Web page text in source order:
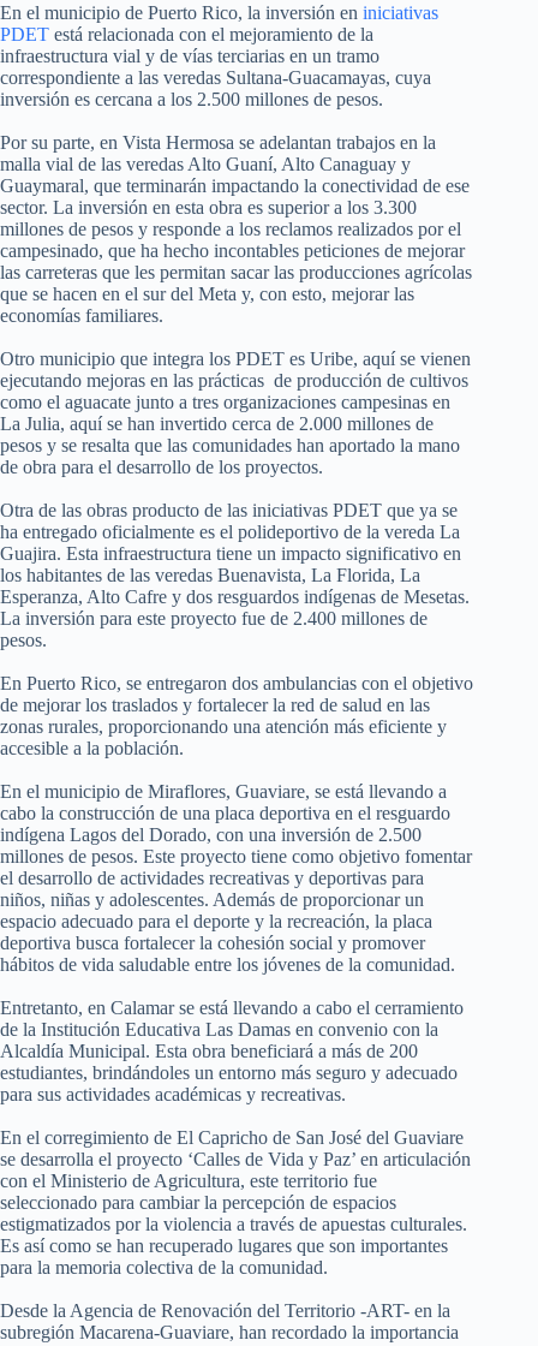
En el municipio de Puerto Rico, la inversión en iniciativas
PDET está relacionada con el mejoramiento de la
infraestructura vial y de vías terciarias en un tramo
correspondiente a las veredas Sultana-Guacamayas, cuya
inversión es cercana a los 2.500 millones de pesos.
Por su parte, en Vista Hermosa se adelantan trabajos en la
malla vial de las veredas Alto Guaní, Alto Canaguay y
Guaymaral, que terminarán impactando la conectividad de ese
sector. La inversión en esta obra es superior a los 3.300
millones de pesos y responde a los reclamos realizados por el
campesinado, que ha hecho incontables peticiones de mejorar
las carreteras que les permitan sacar las producciones agrícolas
que se hacen en el sur del Meta y, con esto, mejorar las
economías familiares.
Otro municipio que integra los PDET es Uribe, aquí se vienen
ejecutando mejoras en las prácticas de producción de cultivos
como el aguacate junto a tres organizaciones campesinas en
La Julia, aquí se han invertido cerca de 2.000 millones de
pesos y se resalta que las comunidades han aportado la mano
de obra para el desarrollo de los proyectos.
Otra de las obras producto de las iniciativas PDET que ya se
ha entregado oficialmente es el polideportivo de la vereda La
Guajira. Esta infraestructura tiene un impacto significativo en
los habitantes de las veredas Buenavista, La Florida, La
Esperanza, Alto Cafre y dos resguardos indígenas de Mesetas.
La inversión para este proyecto fue de 2.400 millones de
pesos.
En Puerto Rico, se entregaron dos ambulancias con el objetivo
de mejorar los traslados y fortalecer la red de salud en las
zonas rurales, proporcionando una atención más eficiente y
accesible a la población.
En el municipio de Miraflores, Guaviare, se está llevando a
cabo la construcción de una placa deportiva en el resguardo
indígena Lagos del Dorado, con una inversión de 2.500
millones de pesos. Este proyecto tiene como objetivo fomentar
el desarrollo de actividades recreativas y deportivas para
niños, niñas y adolescentes. Además de proporcionar un
espacio adecuado para el deporte y la recreación, la placa
deportiva busca fortalecer la cohesión social y promover
hábitos de vida saludable entre los jóvenes de la comunidad.
Entretanto, en Calamar se está llevando a cabo el cerramiento
de la Institución Educativa Las Damas en convenio con la
Alcaldía Municipal. Esta obra beneficiará a más de 200
estudiantes, brindándoles un entorno más seguro y adecuado
para sus actividades académicas y recreativas.
En el corregimiento de El Capricho de San José del Guaviare
se desarrolla el proyecto ‘Calles de Vida y Paz’ en articulación
con el Ministerio de Agricultura, este territorio fue
seleccionado para cambiar la percepción de espacios
estigmatizados por la violencia a través de apuestas culturales.
Es así como se han recuperado lugares que son importantes
para la memoria colectiva de la comunidad.
Desde la Agencia de Renovación del Territorio -ART- en la
subregión Macarena-Guaviare, han recordado la importancia